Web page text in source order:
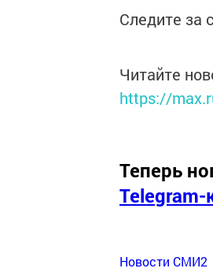
Следите
Читайте
https://
Теперь
Telegram-
Новости СМИ2